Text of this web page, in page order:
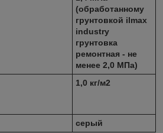
(обработанному
грунтовкой ilmax
industry
грунтовка
ремонтная - не
менее 2,0 МПа)
1,0 кг/м2
серый